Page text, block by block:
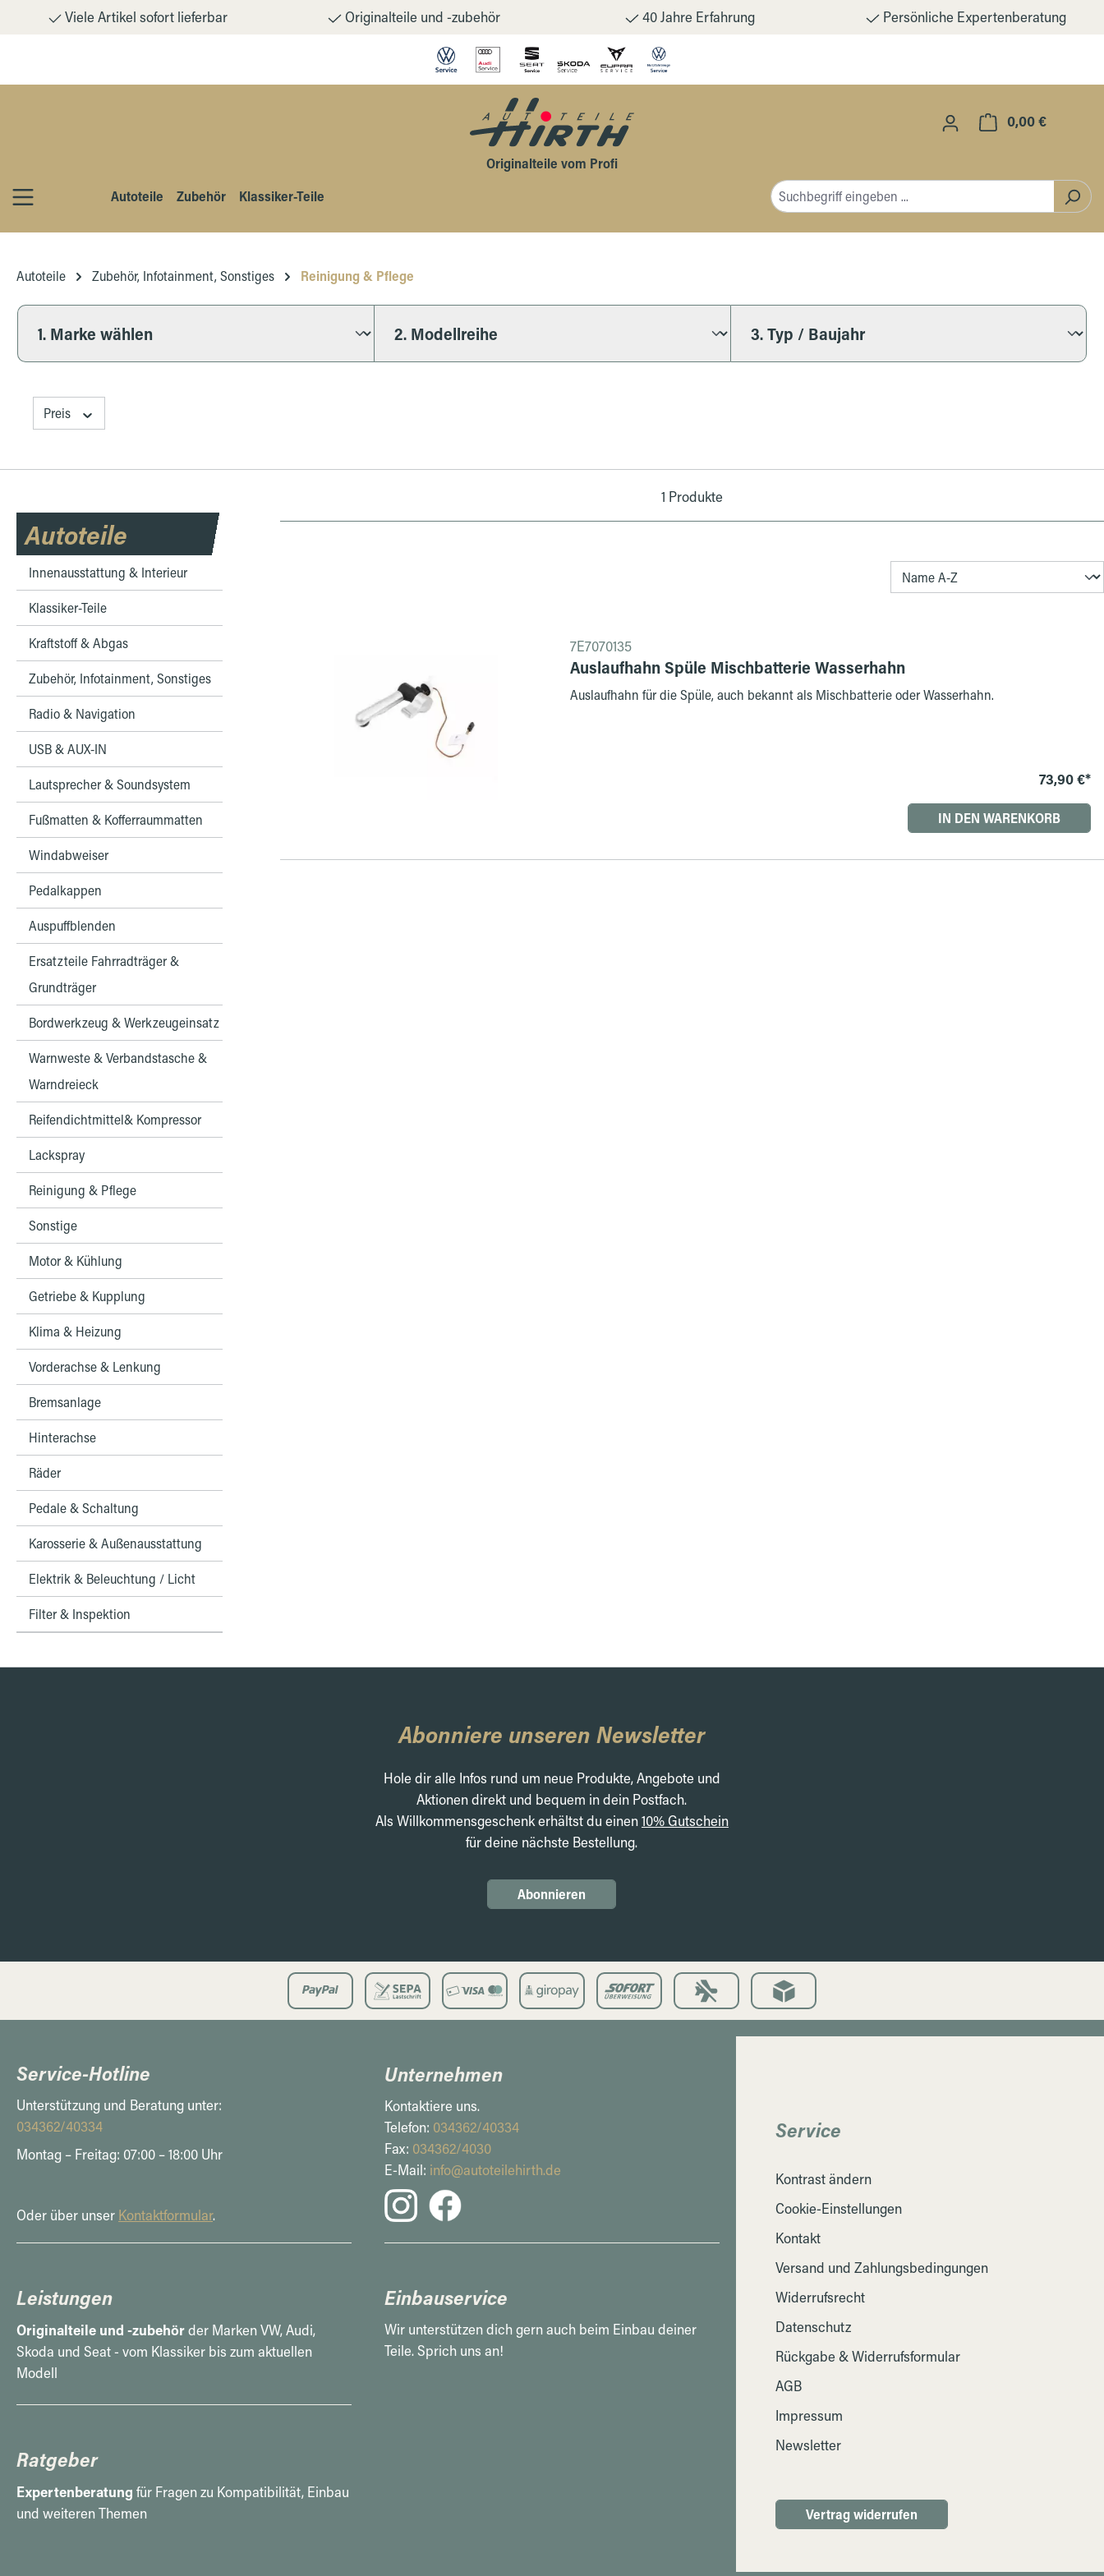
Hauptinhalt springen
Zur Suche springen
Zur Hauptnavigation springen
Viele Artikel sofort lieferbar Originalteile und -zubehör 40 Jahre Erfahrung Persönliche Expertenberatung
0,00 €
Originalteile vom Profi
Autoteile
Zubehör Klassiker-Teile
Autoteile Zubehör, Infotainment, Sonstiges Reinigung & Pflege
Preis
Autoteile
Innenausstattung & Interieur
Klassiker-Teile
Kraftstoff & Abgas
Zubehör, Infotainment, Sonstiges
Radio & Navigation
USB & AUX-IN
Lautsprecher & Soundsystem
Fußmatten & Kofferraummatten
Windabweiser
Pedalkappen
Auspuffblenden
Ersatzteile Fahrradträger &
Grundträger
Bordwerkzeug & Werkzeugeinsatz
Warnweste & Verbandstasche &
Warndreieck
Reifendichtmittel& Kompressor
Lackspray
Reinigung & Pflege
Sonstige
Motor & Kühlung
Getriebe & Kupplung
Klima & Heizung
Vorderachse & Lenkung
Bremsanlage
Hinterachse
Räder
Pedale & Schaltung
Karosserie & Außenausstattung
Elektrik & Beleuchtung / Licht
Filter & Inspektion
1 Produkte
7E7070135
Auslaufhahn Spüle Mischbatterie Wasserhahn
Auslaufhahn für die Spüle, auch bekannt als Mischbatterie oder Wasserhahn.
73,90 €*
IN DEN WARENKORB
Abonniere unseren Newsletter
Hole dir alle Infos rund um neue Produkte, Angebote und
Aktionen direkt und bequem in dein Postfach.
Als Willkommensgeschenk erhältst du einen10% Gutschein
für deine nächste Bestellung.
Abonnieren
Service-Hotline
Unterstützung und Beratung unter:
034362/40334
Montag – Freitag: 07:00 – 18:00 Uhr
Oder über unser Kontaktformular.
Unternehmen
Kontaktiere uns.
Telefon: 034362/40334
Fax: 034362/4030
E-Mail: info@autoteilehirth.de
Leistungen
Originalteile und -zubehörder Marken VW, Audi,
Skoda und Seat - vom Klassiker bis zum aktuellen
Modell
Einbauservice
Wir unterstützen dich gern auch beim Einbau deiner
Teile. Sprich uns an!
Ratgeber
Expertenberatung für Fragen zu Kompatibilität, Einbau
und weiteren Themen
Service
Kontrast ändern
Cookie-Einstellungen
Kontakt
Versand und Zahlungsbedingungen
Widerrufsrecht
Datenschutz
Rückgabe & Widerrufsformular
AGB
Impressum
Newsletter
Vertrag widerrufen